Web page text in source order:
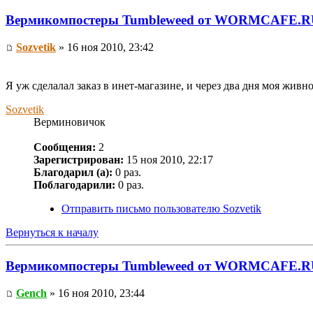
Вермикомпостеры Tumbleweed от
Sozvetik » 16 ноя 2010, 23:42
Я уж сделалал заказ в инет-магазине, и через два дня моя
Sozvetik
Верминовичок
Сообщения: 2
Зарегистрирован: 15 ноя 2010, 22:17
Благодарил (а): 0 раз.
Поблагодарили: 0 раз.
Отправить письмо пользователю Sozvetik
Вернуться к началу
Вермикомпостеры Tumbleweed от
Gench » 16 ноя 2010, 23:44